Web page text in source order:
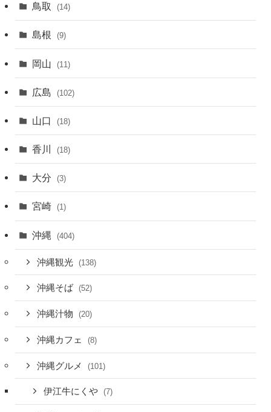
鳥取 (14)
島根 (9)
岡山 (11)
広島 (102)
山口 (18)
香川 (18)
大分 (3)
宮崎 (1)
沖縄 (404)
沖縄観光 (138)
沖縄そば (52)
沖縄汁物 (20)
沖縄カフェ (8)
沖縄グルメ (101)
伊江牛にくや (7)